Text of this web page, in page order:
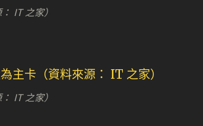
IT 之家）
IT 之家）